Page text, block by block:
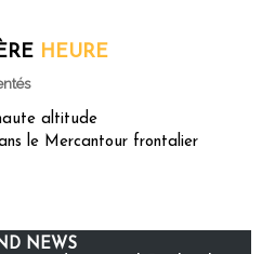
HEURE
altitude
le Mercantour frontalier
NEWS